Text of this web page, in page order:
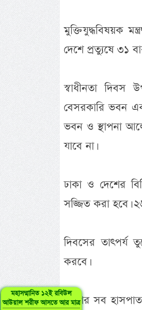
মহাসম্মানিত ১২ই রবিউল
আউয়াল শরীফ আসতে আর মাত্র
মুক্তিযুদ্ধবিষয়ক
দেশে প্রত্যুষে ৩১
স্বাধীনতা দিবস
বেসরকারি ভবন
ভবন ও স্থাপনা
যাবে না।
ঢাকা ও দেশের
সজ্জিত করা হবে।
দিবসের তাৎপর্য
করবে।
দেশের সব